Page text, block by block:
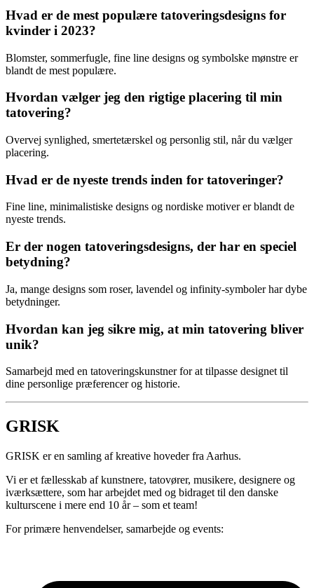
Hvad er de mest populære tatoveringsdesigns for
kvinder i 2023?
Blomster, sommerfugle, fine line designs og symbolske mønstre er
blandt de mest populære.
Hvordan vælger jeg den rigtige placering til min
tatovering?
Overvej synlighed, smertetærskel og personlig stil, når du vælger
placering.
Hvad er de nyeste trends inden for tatoveringer?
Fine line, minimalistiske designs og nordiske motiver er blandt de
nyeste trends.
Er der nogen tatoveringsdesigns, der har en speciel
betydning?
Ja, mange designs som roser, lavendel og infinity-symboler har dybe
betydninger.
Hvordan kan jeg sikre mig, at min tatovering bliver
unik?
Samarbejd med en tatoveringskunstner for at tilpasse designet til
dine personlige præferencer og historie.
GRISK
GRISK er en samling af kreative hoveder fra Aarhus.
Vi er et fællesskab af kunstnere, tatovører, musikere, designere og
iværksættere, som har arbejdet med og bidraget til den danske
kulturscene i mere end 10 år – som et team!
For primære henvendelser, samarbejde og events: